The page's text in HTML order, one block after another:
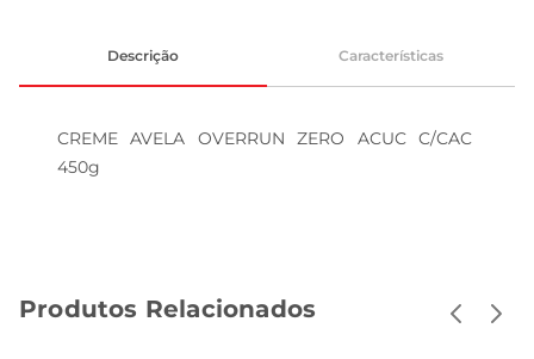
Descrição Características
CREME AVELA OVERRUN ZERO ACUC C/CAC
450g
Produtos Relacionados